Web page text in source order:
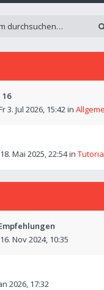
3. Jul 2026, 15:42in
Mai 2025, 22:54in
Nov 2024, 10:35
2026, 17:32